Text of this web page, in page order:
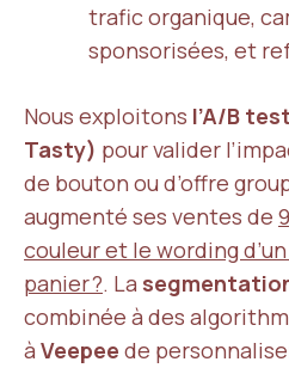
trafic organique,
sponsorisées, et
Nous exploitons l’A/B
Tasty) pour valider
de bouton ou d’offre
augmenté ses ventes de
couleur et le wording
panier ?. La
combinée à des
à Veepee de